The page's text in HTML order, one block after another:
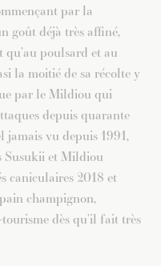
par la
goût déjà très affiné,
qu’au poulsard et au
la moitié de sa récolte y
par le Mildiou qui
depuis quarante
jamais vu depuis 1991,
Susukii et Mildiou
caniculaires 2018 et
champignon,
dès qu’il fait très